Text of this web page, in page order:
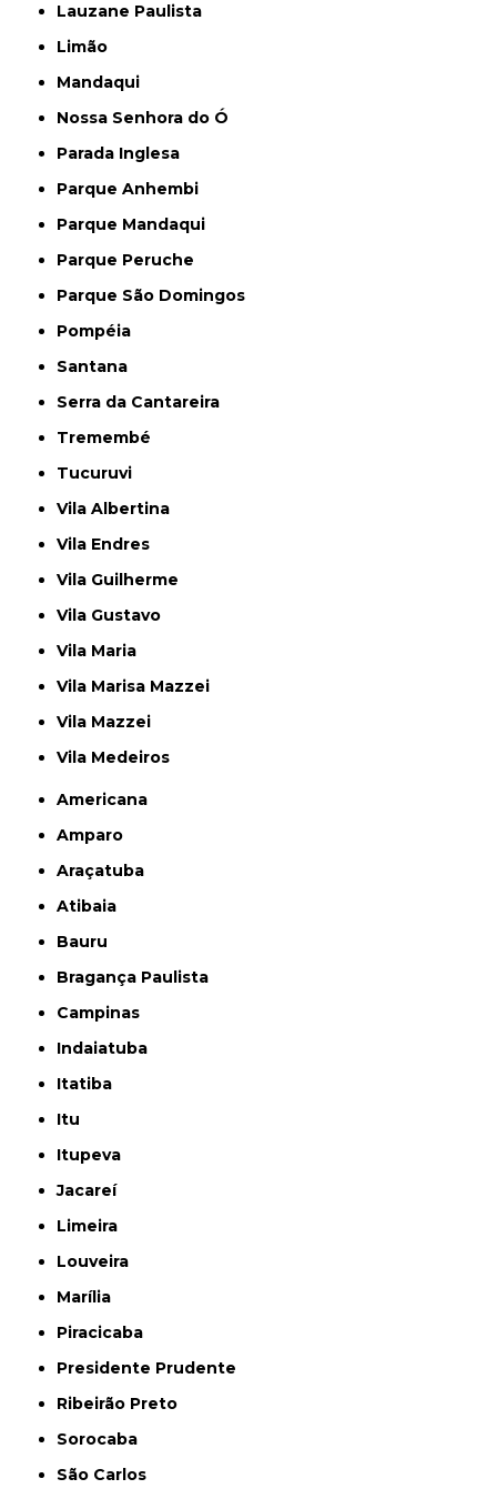
Lauzane Paulista
Limão
Mandaqui
Nossa Senhora do Ó
Parada Inglesa
Parque Anhembi
Parque Mandaqui
Parque Peruche
Parque São Domingos
Pompéia
Santana
Serra da Cantareira
Tremembé
Tucuruvi
Vila Albertina
Vila Endres
Vila Guilherme
Vila Gustavo
Vila Maria
Vila Marisa Mazzei
Vila Mazzei
Vila Medeiros
Americana
Amparo
Araçatuba
Atibaia
Bauru
Bragança Paulista
Campinas
Indaiatuba
Itatiba
Itu
Itupeva
Jacareí
Limeira
Louveira
Marília
Piracicaba
Presidente Prudente
Ribeirão Preto
Sorocaba
São Carlos